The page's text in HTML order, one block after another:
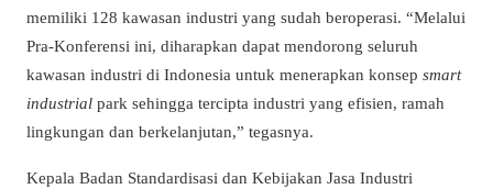
memiliki 128 kawasan industri yang sudah beroperasi. “Melalui
Pra-Konferensi ini, diharapkan dapat mendorong seluruh
kawasan industri di Indonesia untuk menerapkan konsep smart
industrial park sehingga tercipta industri yang efisien, ramah
lingkungan dan berkelanjutan,” tegasnya.
Kepala Badan Standardisasi dan Kebijakan Jasa Industri